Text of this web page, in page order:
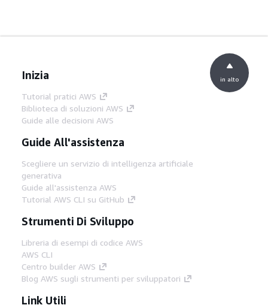
Inizia
Tutorial pratici AWS
Biblioteca di soluzioni AWS
Guide alle decisioni AWS
Guide All'assistenza
Scegliere un servizio di intelligenza artificiale
generativa
Guide all'assistenza AWS
Tutorial AWS CLI su GitHub
Strumenti Di Sviluppo
Libreria di esempi di codice AWS
AWS CLI
Centro builder AWS
Blog AWS sugli strumenti per sviluppatori
Link Utili
in alto